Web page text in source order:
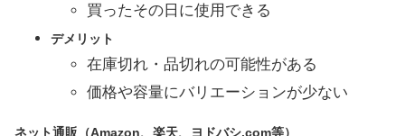
買ったその日に使用できる
デメリット
在庫切れ・品切れの可能性がある
価格や容量にバリエーションが少ない
ネット通販（Amazon、楽天、ヨドバシ.com等）